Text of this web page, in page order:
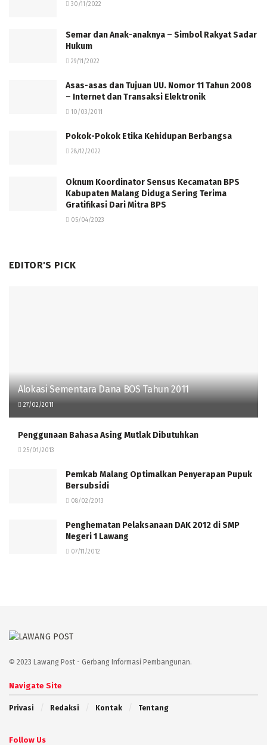
30/11/2022
Semar dan Anak-anaknya – Simbol Rakyat Sadar
Hukum
29/11/2022
Asas-asas dan Tujuan UU. Nomor 11 Tahun 2008
– Internet dan Transaksi Elektronik
10/03/2011
Pokok-Pokok Etika Kehidupan Berbangsa
28/12/2022
Oknum Koordinator Sensus Kecamatan BPS
Kabupaten Malang Diduga Sering Terima
Gratifikasi Dari Mitra BPS
05/04/2023
EDITOR'S PICK
Alokasi Sementara Dana BOS Tahun 2011
27/02/2011
Penggunaan Bahasa Asing Mutlak Dibutuhkan
25/01/2013
Pemkab Malang Optimalkan Penyerapan Pupuk
Bersubsidi
08/02/2013
Penghematan Pelaksanaan DAK 2012 di SMP
Negeri 1 Lawang
07/11/2012
© 2023 Lawang Post - Gerbang Informasi Pembangunan.
Navigate Site
Privasi Redaksi Kontak Tentang
Follow Us